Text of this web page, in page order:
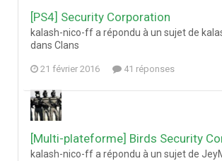
[PS4] Security Corporation
kalash-nico-ff a répondu à un sujet de
dans Clans
21 février 2016 41 réponses
[Multi-plateforme] Birds Security
kalash-nico-ff a répondu à un sujet de